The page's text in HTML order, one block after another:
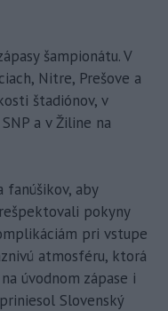
šampionátu. V
Nitre, Prešove a
štadiónov, v
a v Žiline na
fanúšikov, aby
pokyny
pri vstupe
atmosféru, ktorá
úvodnom zápase i
Slovenský